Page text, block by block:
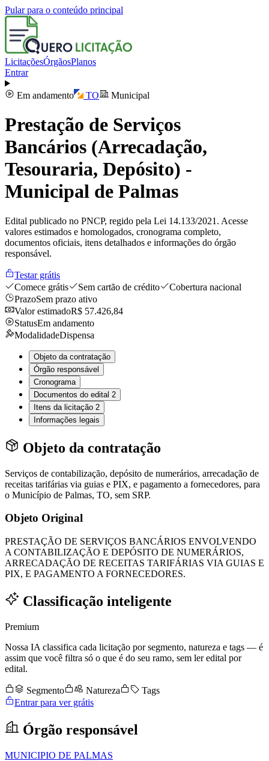
Pular para o conteúdo principal
LicitaçõesÓrgãosPlanos
Entrar
Em andamento TO Municipal
Prestação de Serviços
Bancários (Arrecadação,
Tesouraria, Depósito) -
Municipal de Palmas
Edital publicado no PNCP, regido pela Lei 14.133/2021. Acesse
valores estimados e homologados, cronograma completo,
documentos oficiais, itens detalhados e informações do órgão
responsável.
Testar grátis
Comece grátis
Sem cartão de crédito
Cobertura nacional
PrazoSem prazo ativo
Valor estimadoR$ 57.426,84
StatusEm andamento
ModalidadeDispensa
Objeto da contratação
Órgão responsável
Cronograma
Documentos do edital 2
Itens da licitação 2
Informações legais
Objeto da contratação
Serviços de contabilização, depósito de numerários, arrecadação de
receitas tarifárias via guias e PIX, e pagamento a fornecedores, para
o Município de Palmas, TO, sem SRP.
Objeto Original
PRESTAÇÃO DE SERVIÇOS BANCÁRIOS ENVOLVENDO
A CONTABILIZAÇÃO E DEPÓSITO DE NUMERÁRIOS,
ARRECADAÇÃO DE RECEITAS TARIFÁRIAS VIA GUIAS E
PIX, E PAGAMENTO A FORNECEDORES.
Classificação inteligente
Premium
Nossa IA classifica cada licitação por segmento, natureza e tags — é
assim que você filtra só o que é do seu ramo, sem ler edital por
edital.
Segmento Natureza
Tags
Entrar para ver grátis
Órgão responsável
MUNICIPIO DE PALMAS